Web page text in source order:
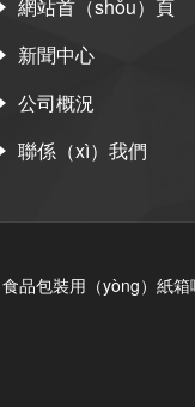
網站首（shǒu）頁
新聞中心
公司概況
聯係（xì）我們
食品包裝用（yòng）紙